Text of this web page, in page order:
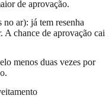
de aprovação.
no ar): já tem resenha
A chance de aprovação cai
menos duas vezes por